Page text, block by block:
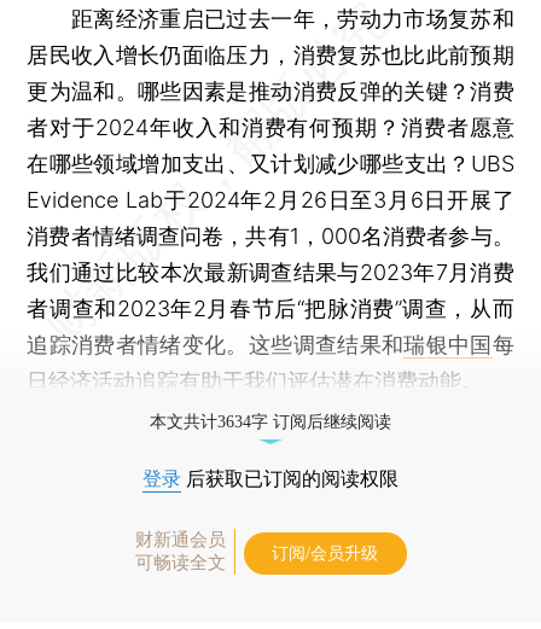
距离经济重启已过去一年，劳动力市场复苏和
居民收入增长仍面临压力，消费复苏也比此前预期
更为温和。哪些因素是推动消费反弹的关键？消费
者对于2024年收入和消费有何预期？消费者愿意
在哪些领域增加支出、又计划减少哪些支出？UBS
Evidence Lab于2024年2月26日至3月6日开展了
消费者情绪调查问卷，共有1，000名消费者参与。
我们通过比较本次最新调查结果与2023年7月消费
者调查和2023年2月春节后“把脉消费”调查，从而
追踪消费者情绪变化。这些调查结果和瑞银中国每
日经济活动追踪有助于我们评估潜在消费动能。
本文共计3634字 订阅后继续阅读
登录 后获取已订阅的阅读权限
财新通会员
可畅读全文
订阅/会员升级